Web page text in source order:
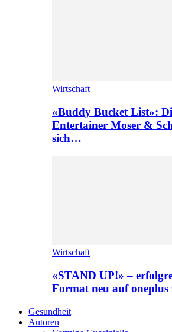
Wirtschaft
«Buddy Bucket List»:
Entertainer Moser &
sich…
Wirtschaft
«STAND UP!» –
Format neu auf oneplus
Gesundheit
Autoren